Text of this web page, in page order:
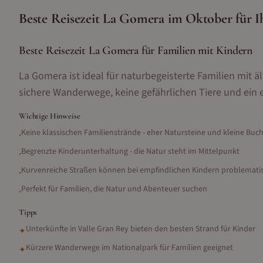
Beste Reisezeit La Gomera im Oktoberfür
Beste Reisezeit La Gomera für Familien mit Kindern
La Gomera ist ideal für naturbegeisterte Familien mit
sichere Wanderwege, keine gefährlichen Tiere und
Wichtige Hinweise
•Keine klassischen Familienstrände - eher Natursteine und kleine
•Begrenzte Kinderunterhaltung - die Natur steht im Mittelpunkt
•Kurvenreiche Straßen können bei empfindlichen Kindern
•Perfekt für Familien, die Natur und Abenteuer suchen
Tipps
✦Unterkünfte in Valle Gran Rey bieten den besten Strand für Kinder
✦Kürzere Wanderwege im Nationalpark für Familien geeignet